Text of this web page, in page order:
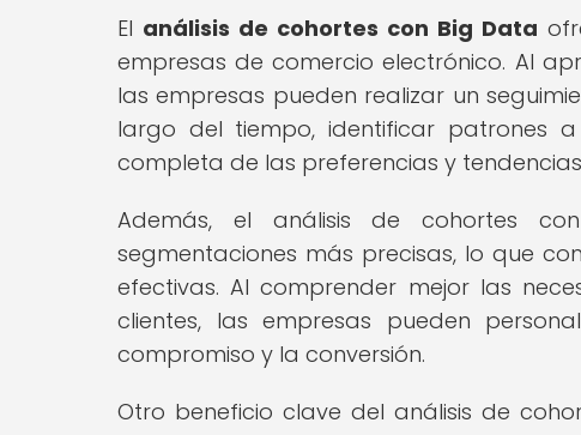
El análisis de cohortes con Big Data
empresas de comercio electrónico. Al
las empresas pueden realizar un
largo del tiempo, identificar patrones
completa de las preferencias y
Además, el análisis de cohortes
segmentaciones más precisas, lo que
efectivas. Al comprender mejor las
clientes, las empresas pueden
compromiso y la conversión.
Otro beneficio clave del análisis de